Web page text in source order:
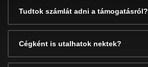
Tudtok számlát adni a támogatásról?
Cégként is utalhatok nektek?